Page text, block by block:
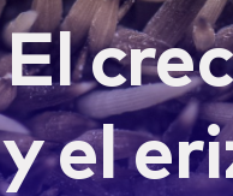
El
y el